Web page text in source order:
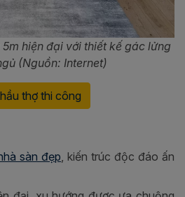
hiện đại với thiết kế gác lửng
(Nguồn: Internet)
thợ thi công
sàn đẹp , kiến trúc độc đáo ấn